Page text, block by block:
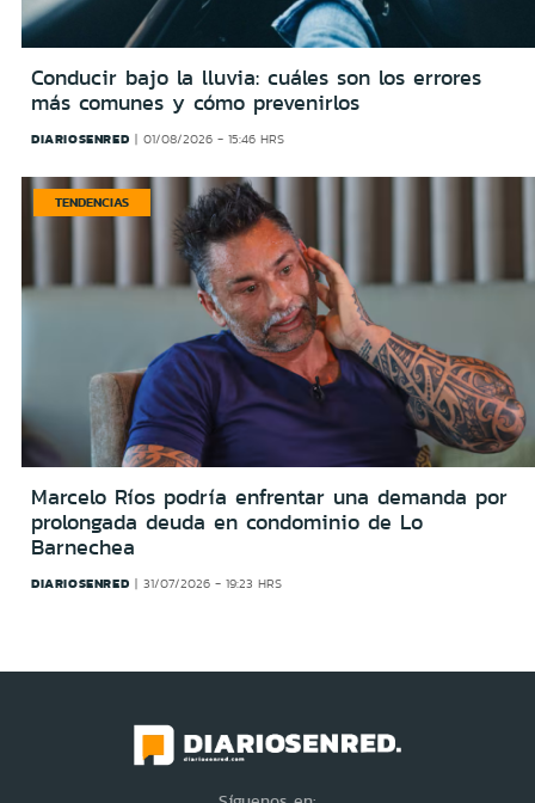
Conducir bajo la lluvia: cuáles son los errores
más comunes y cómo prevenirlos
DIARIOSENRED 01/08/2026 - 15:46 HRS
TENDENCIAS
Marcelo Ríos podría enfrentar una demanda por
prolongada deuda en condominio de Lo
Barnechea
DIARIOSENRED 31/07/2026 - 19:23 HRS